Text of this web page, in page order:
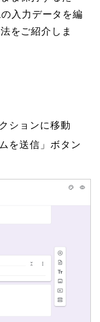
入力データを編
をご紹介しま
ションに移動
を送信」ボタン